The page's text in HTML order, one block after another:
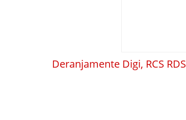
Deranjamente Digi, RCS RDS